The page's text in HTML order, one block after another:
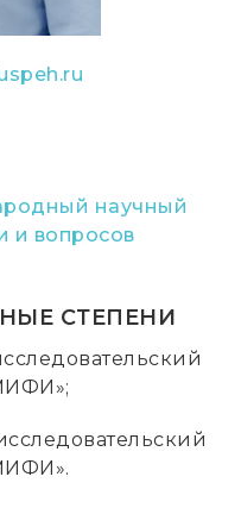
научный
и вопросов
СТЕПЕНИ